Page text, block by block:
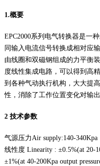
1.概要
EPC2000系列电气转换器是一
同输入电流信号转换成相对应
由线圈和双磁钢组成的力平衡
度线性集成电路，可以得到高
到各种气动执行机构，大大提
性，消除了工作位置变化对输出
2 技术参数
气源压力Air supply:140-340Kpa
线性度 Linearity : ±0.5%(at 20-
±1%(at 40-200Kpa output